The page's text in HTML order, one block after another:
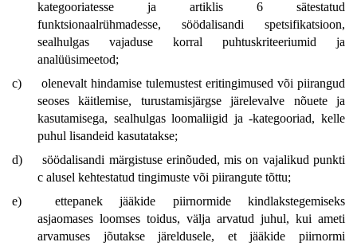
kategooriatesse ja artiklis 6 sätestatud
funktsionaalrühmadesse, söödalisandi spetsifikatsioon,
sealhulgas vajaduse korral puhtuskriteeriumid ja
analüüsimeetod;
c)
olenevalt hindamise tulemustest eritingimused või piirangud
seoses käitlemise, turustamisjärgse järelevalve nõuete ja
kasutamisega, sealhulgas loomaliigid ja -kategooriad, kelle
puhul lisandeid kasutatakse;
d)
söödalisandi märgistuse erinõuded, mis on vajalikud punkti
c alusel kehtestatud tingimuste või piirangute tõttu;
e)
ettepanek jääkide piirnormide kindlakstegemiseks
asjaomases loomses toidus, välja arvatud juhul, kui ameti
arvamuses jõutakse järeldusele, et jääkide piirnormi